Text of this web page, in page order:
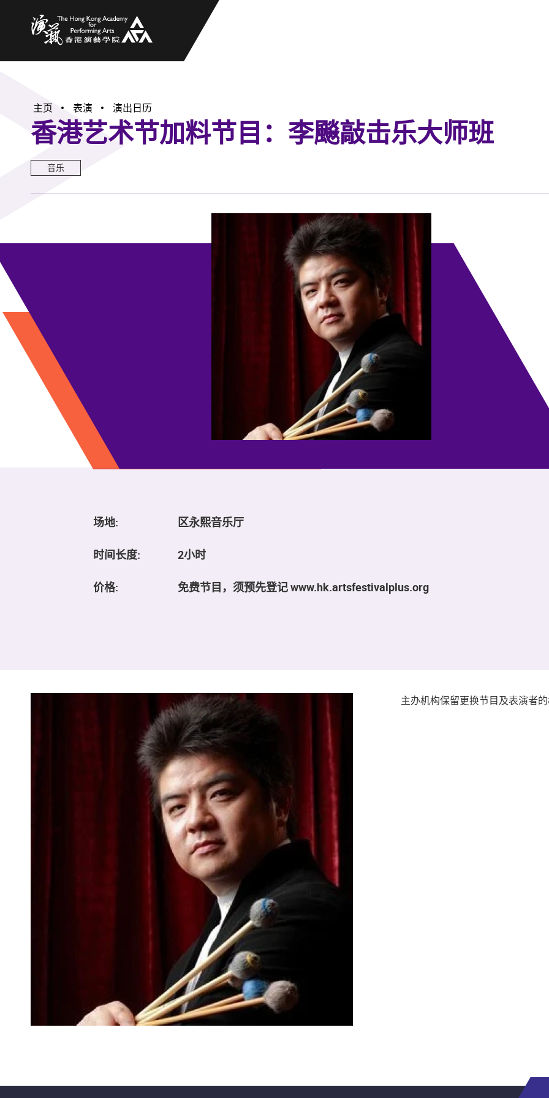
主页 表演 演出日历
香港艺术节加料节目：李飈敲击乐大师班
音乐
场地: 区永熙音乐厅
时间长度: 2小时
价格: 免费节目，须预先登记 www.hk.artsfestivalplus.org
主办机构保留更换节目及表演者